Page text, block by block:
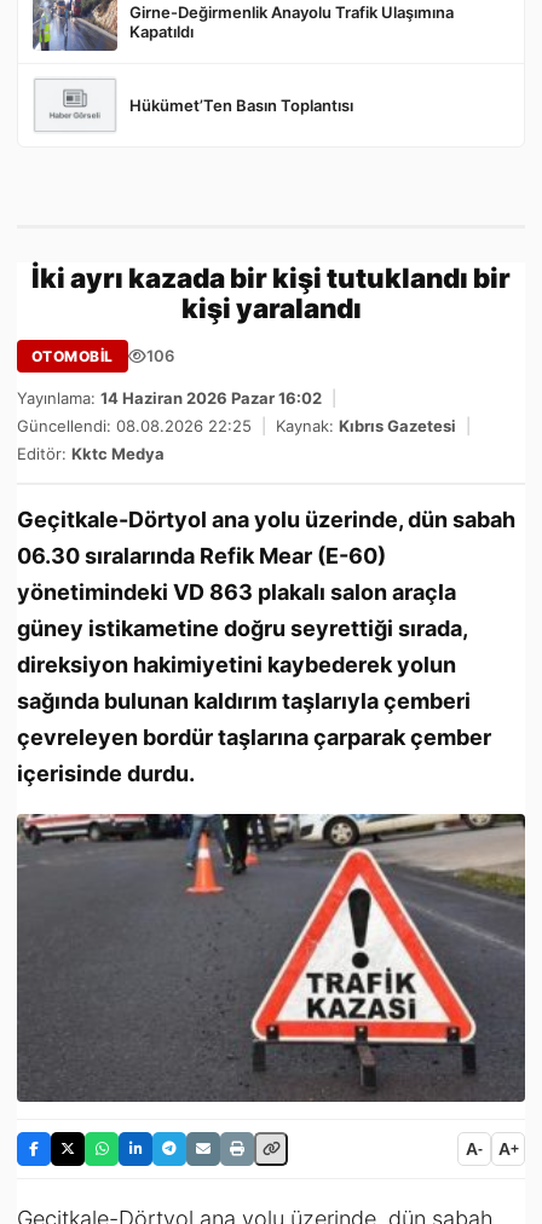
Girne-Değirmenlik Anayolu Trafik Ulaşımına
Kapatıldı
Hükümet’Ten Basın Toplantısı
İki ayrı kazada bir kişi tutuklandı bir
kişi yaralandı
OTOMOBİL 106
Yayınlama: 14 Haziran 2026 Pazar 16:02
Güncellendi: 08.08.2026 22:25
Kaynak: Kıbrıs Gazetesi
Editör: Kktc Medya
Geçitkale-Dörtyol ana yolu üzerinde, dün sabah
06.30 sıralarında Refik Mear (E-60)
yönetimindeki VD 863 plakalı salon araçla
güney istikametine doğru seyrettiği sırada,
direksiyon hakimiyetini kaybederek yolun
sağında bulunan kaldırım taşlarıyla çemberi
çevreleyen bordür taşlarına çarparak çember
içerisinde durdu.
A- A+
Geçitkale-Dörtyol ana yolu üzerinde, dün sabah